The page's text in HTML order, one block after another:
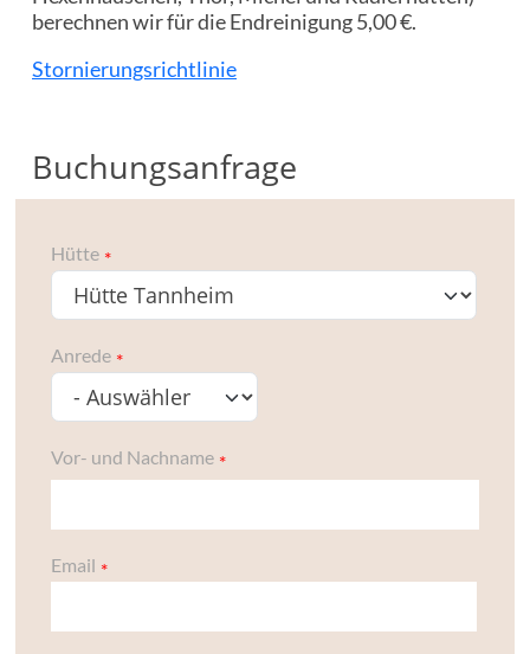
berechnen wir für die Endreinigung 5,00 €.
Stornierungsrichtlinie
Buchungsanfrage
Hütte
Anrede
Vor- und Nachname
Email